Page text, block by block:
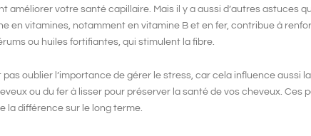
améliorer votre santé capillaire. Mais il y a aussi d’autres astuces
en vitamines, notamment en vitamine B et en fer, contribue à
ou huiles fortifiantes, qui stimulent la fibre.
oublier l’importance de gérer le stress, car cela influence aussi
ou du fer à lisser pour préserver la santé de vos cheveux. Ces
la différence sur le long terme.